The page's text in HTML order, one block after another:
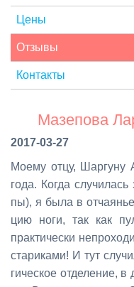
Цены
Отзывы
Контакты
Мазепова
2017-03-27
Мо­е­му от­цу, Шар­гу­ну
го­да. Ко­гда
пы), я бы­ла в
цию но­ги, так как
прак­ти­че­ски
ста­ри­ка­ми! И тут
ги­че­ское от­де­ле­ние,